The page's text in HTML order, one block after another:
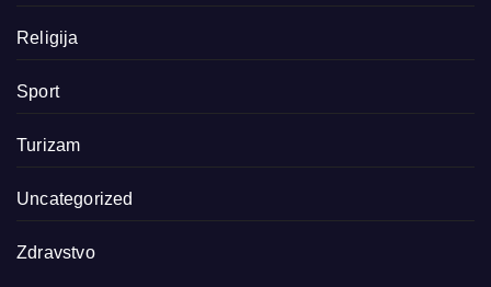
Religija
Sport
Turizam
Uncategorized
Zdravstvo